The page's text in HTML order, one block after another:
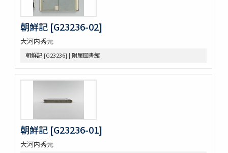
水滸傳全本 三十巻 [漢籍：D（貴重書）]
新刻全像水滸傳 二十五巻一百十五回
忠義水滸全書 一百二十回首一巻図一巻坿宣和遺事一巻
忠義水滸全書 一百二十回存四回
忠義水滸全伝 120回図1卷,宣和遺事 1卷
第五才子書施耐菴水滸伝 七十五卷
評論出像水滸伝 [E46_63]
水滸傳語譯 [E4692]
U-PARLセレクション
古今歴代十八史略二巻首一巻
朝鮮記 [G23236-02]
大河内秀元
朝鮮記 [G23236] | 附属図書館
朝鮮記 [G23236-01]
大河内秀元